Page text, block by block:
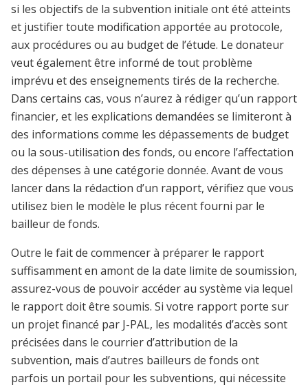
si les objectifs de la subvention initiale ont été atteints
et justifier toute modification apportée au protocole,
aux procédures ou au budget de l’étude. Le donateur
veut également être informé de tout problème
imprévu et des enseignements tirés de la recherche.
Dans certains cas, vous n’aurez à rédiger qu’un rapport
financier, et les explications demandées se limiteront à
des informations comme les dépassements de budget
ou la sous-utilisation des fonds, ou encore l’affectation
des dépenses à une catégorie donnée. Avant de vous
lancer dans la rédaction d’un rapport, vérifiez que vous
utilisez bien le modèle le plus récent fourni par le
bailleur de fonds.
Outre le fait de commencer à préparer le rapport
suffisamment en amont de la date limite de soumission,
assurez-vous de pouvoir accéder au système via lequel
le rapport doit être soumis. Si votre rapport porte sur
un projet financé par J-PAL, les modalités d’accès sont
précisées dans le courrier d’attribution de la
subvention, mais d’autres bailleurs de fonds ont
parfois un portail pour les subventions, qui nécessite